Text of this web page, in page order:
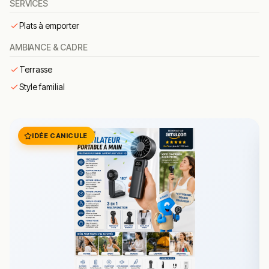
Dessert maison– dessert maison du jour.
Résumé des commentaires
Chez Anne et Thierry est apprécié comme une petite
adresse familiale et gourmande de Sanary.
La cuisine maison, les pâtes fabriquées sur place et le
La terrasse et l’accueil chaleureux séduisent les habitués
du centre.
Chez Anne et Thierry est une adresse pratique et
conviviale à Sanary-sur-Mer.
Questions fréquentes
Quel type de cuisine propose Chez Anne et
SERVICES
Plats à emporter
AMBIANCE & CADRE
Terrasse
Style familial
IDÉE CANICULE